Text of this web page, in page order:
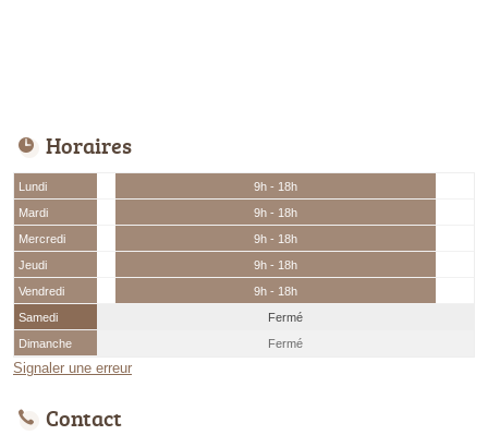
Horaires
Lundi
9h - 18h
Mardi
9h - 18h
Mercredi
9h - 18h
Jeudi
9h - 18h
Vendredi
9h - 18h
Samedi
Fermé
Dimanche
Fermé
Signaler une erreur
Contact